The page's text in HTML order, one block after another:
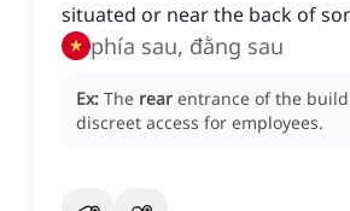
situated or near the back of
phía sau, đằng sau
Ex: The rear entrance of the
discreet access for employees.